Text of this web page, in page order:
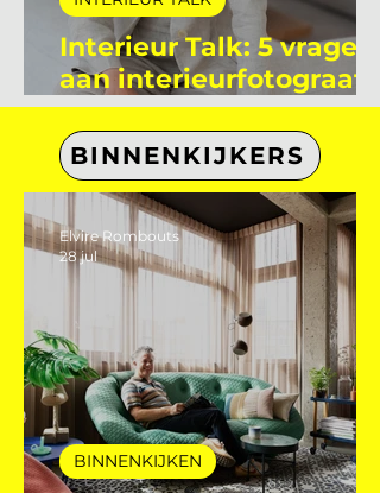
Interieur Talk: 5 vragen
aan interieurfotograaf
Eefje Lammers
INTERIEUR TALK
BINNENKIJKERS
Elvire Rombouts